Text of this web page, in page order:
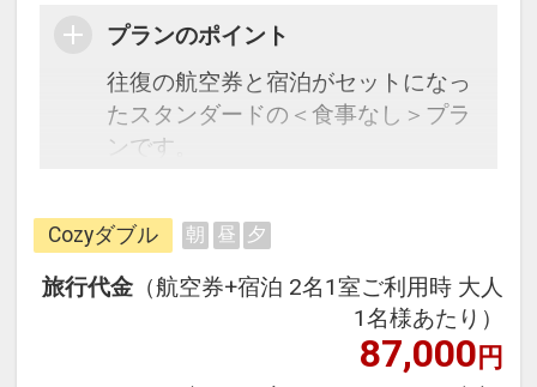
プランのポイント
往復の航空券と宿泊がセットになっ
たスタンダードの＜食事なし＞プラ
ンです。
できるダイナミックパッケージだか
ら、一都市滞在はもちろん周遊旅行
にも最適！
旅行期間中の1泊だけの宿泊や延
泊・飛び泊なども自由自在です。
JALマイレージ会員の方にはフライ
Cozyダブル 朝 昼 夕
旅行代金 （航空券+宿泊 2名1室ご利用時 大人
1名様あたり）
87,000円